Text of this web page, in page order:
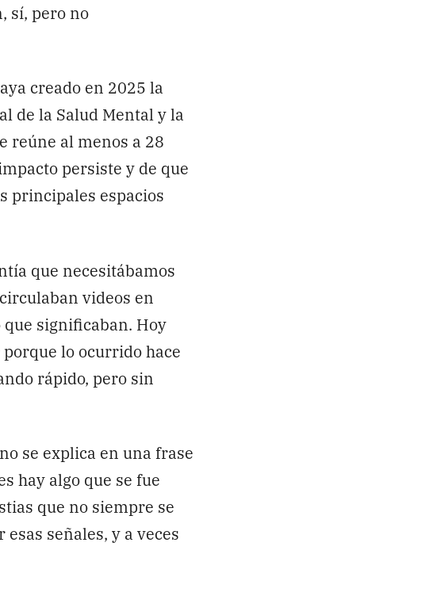
sí, pero no
creado en 2025 la
de la Salud Mental y la
reúne al menos a 28
persiste y de que
principales espacios
que necesitábamos
videos en
significaban. Hoy
lo ocurrido hace
rápido, pero sin
se explica en una frase
hay algo que se fue
que no siempre se
señales, y a veces